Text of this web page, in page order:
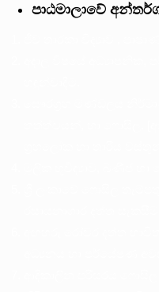
පාඨමාලාවේ